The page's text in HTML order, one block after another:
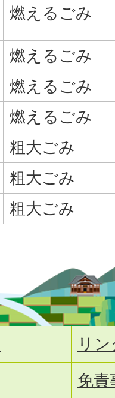
燃えるごみ
燃えるごみ
燃えるごみ
燃えるごみ
粗大ごみ
粗大ごみ
粗大ごみ
リ
免責